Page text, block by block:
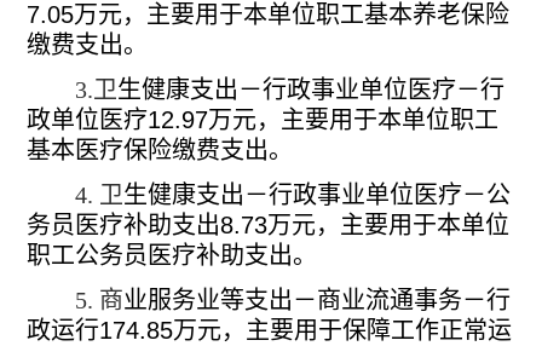
7.05万元，主要用于本单位职工基本养老保险
缴费支出。
3.卫生健康支出－行政事业单位医疗－行
政单位医疗12.97万元，主要用于本单位职工
基本医疗保险缴费支出。
4. 卫生健康支出－行政事业单位医疗－公
务员医疗补助支出8.73万元，主要用于本单位
职工公务员医疗补助支出。
5. 商业服务业等支出－商业流通事务－行
政运行174.85万元，主要用于保障工作正常运